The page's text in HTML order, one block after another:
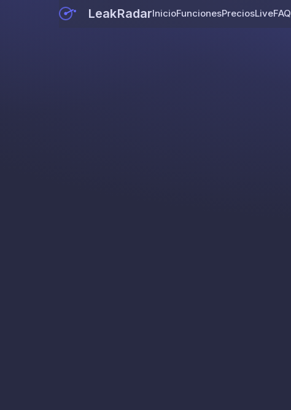
LeakRadarInicioFuncionesPreciosLiveFAQ